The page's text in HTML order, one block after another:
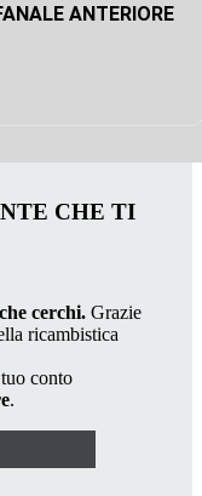
ANTERIORE
CHE TI
cerchi. Grazie
ricambistica
conto
.